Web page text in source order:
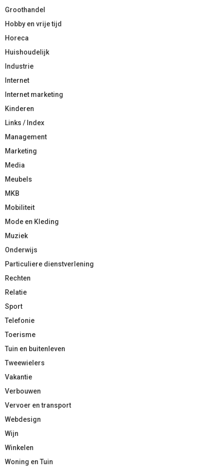
Groothandel
Hobby en vrije tijd
Horeca
Huishoudelijk
Industrie
Internet
Internet marketing
Kinderen
Links / Index
Management
Marketing
Media
Meubels
MKB
Mobiliteit
Mode en Kleding
Muziek
Onderwijs
Particuliere dienstverlening
Rechten
Relatie
Sport
Telefonie
Toerisme
Tuin en buitenleven
Tweewielers
Vakantie
Verbouwen
Vervoer en transport
Webdesign
Wijn
Winkelen
Woning en Tuin